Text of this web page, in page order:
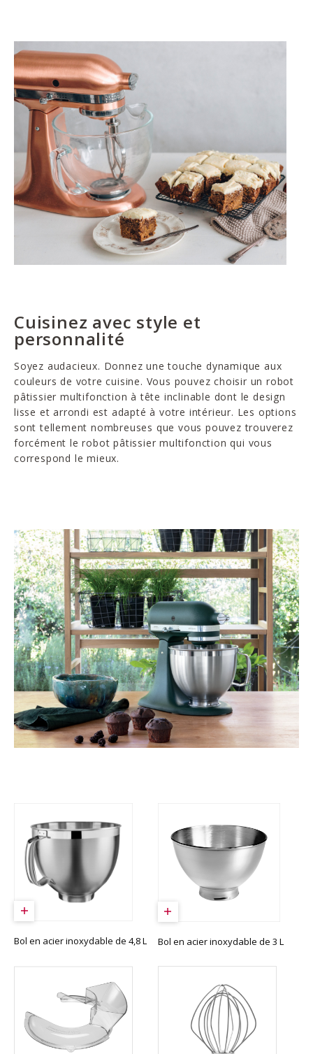
Cuisinez avec style et
personnalité
Soyez audacieux. Donnez une touche dynamique aux
couleurs de votre cuisine. Vous pouvez choisir un robot
pâtissier multifonction à tête inclinable dont le design
lisse et arrondi est adapté à votre intérieur. Les options
sont tellement nombreuses que vous pouvez trouverez
forcément le robot pâtissier multifonction qui vous
correspond le mieux.
Bol en acier inoxydable de 4,8 L Bol en acier inoxydable de 3 L